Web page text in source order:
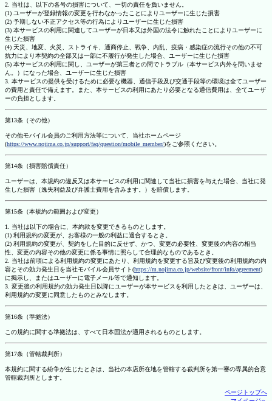
2. 当社は、以下の各号の損害について、一切の責任を負いません。
(1) ユーザーが登録情報の変更を行わなかったことによりユーザーに生じた損害
(2) 予期しない不正アクセス等の行為によりユーザーに生じた損害
(3) 本サービスの利用に関連してユーザーが日本又は外国の法令に触れたことによりユーザーに
生じた損害
(4) 天災、地変、火災、ストライキ、通商停止、戦争、内乱、疫病・感染症の流行その他の不可
抗力により本契約の全部又は一部に不履行が発生した場合、ユーザーに生じた損害
(5) 本サービスの利用に関し、ユーザーが第三者との間でトラブル（本サービス内外を問いませ
ん。）になった場合、ユーザーに生じた損害
3. 本サービスの提供を受けるために必要な機器、通信手段及び交通手段等の環境は全てユーザー
の費用と責任で備えます。また、本サービスの利用にあたり必要となる通信費用は、全てユーザ
ーの負担とします。
第13条（その他）
その他モバイル会員のご利用方法等について、当社ホームページ
(https://www.nojima.co.jp/support/faq/question/mobile_member/)をご参照ください。
第14条（損害賠償責任）
ユーザーは、本規約の違反又は本サービスの利用に関連して当社に損害を与えた場合、当社に発
生した損害（逸失利益及び弁護士費用を含みます。）を賠償します。
第15条（本規約の範囲および変更）
1. 当社は以下の場合に、本約款を変更できるものとします。
(1) 利用規約の変更が、お客様の一般の利益に適合するとき。
(2) 利用規約の変更が、契約をした目的に反せず、かつ、変更の必要性、変更後の内容の相当
性、変更の内容その他の変更に係る事情に照らして合理的なものであるとき。
2. 当社は前項による利用規約の変更にあたり、利用規約を変更する旨及び変更後の利用規約の内
容とその効力発生日を当社モバイル会員サイト(https://m.nojima.co.jp/website/front/info/agreement)
に掲示し、またはユーザーに電子メール等で通知します。
3. 変更後の利用規約の効力発生日以降にユーザーが本サービスを利用したときは、ユーザーは、
利用規約の変更に同意したものとみなします。
第16条（準拠法）
この規約に関する準拠法は、すべて日本国法が適用されるものとします。
第17条（管轄裁判所）
本規約に関する紛争が生じたときは、当社の本店所在地を管轄する裁判所を第一審の専属的合意
管轄裁判所とします。
ページトップへ